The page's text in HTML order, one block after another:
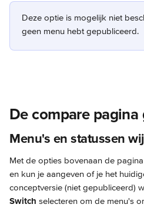
Deze optie is mogelijk niet
geen menu hebt gepubliceerd.
De compare pagina
Menu's en statussen
Met de opties bovenaan de
en kun je aangeven of je het
conceptversie (niet gepubliceerd)
Switch selecteren om de menu's